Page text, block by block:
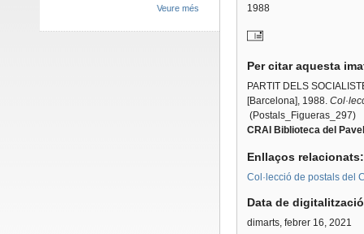
1988
Per citar aquesta
PARTIT DELS
[Barcelona], 1988.
(Postals_Figueras_297)
CRAI Biblioteca del
Enllaços
Col·lecció de postals del
Data de
dimarts, febrer 16, 2021
Veure més